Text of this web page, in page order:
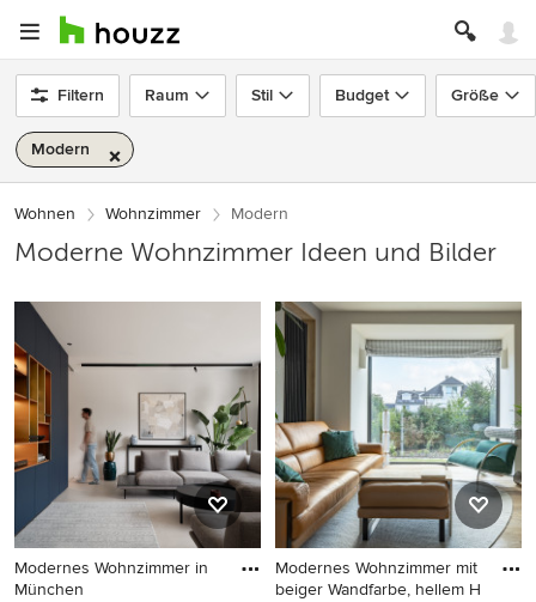
Filtern Raum Stil Budget Größe
Modern
Wohnen Wohnzimmer Modern
Moderne Wohnzimmer Ideen und Bilder
Modernes Wohnzimmer in
München
Modernes Wohnzimmer mit
beiger Wandfarbe, hellem H